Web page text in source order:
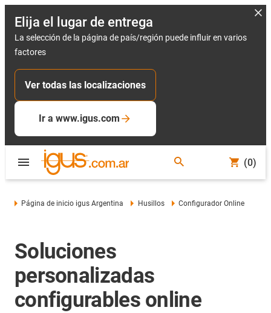
Elija el lugar de entrega
La selección de la página de país/región puede influir en varios
factores
Ver todas las localizaciones
Ir a www.igus.com
(0)
Página de inicio igus Argentina Husillos Configurador Online
Soluciones
personalizadas
configurables online